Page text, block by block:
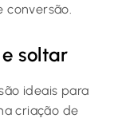
conversão.
soltar
ideais para
criação de